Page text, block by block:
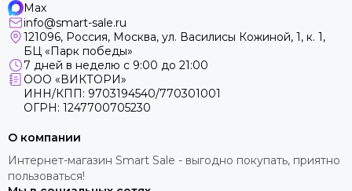
Max
info@smart-sale.ru
121096, Россия, Москва, ул. Василисы Кожиной, 1, к. 1,
БЦ «Парк победы»
7 дней в неделю с 9:00 до 21:00
ООО «ВИКТОРИ»
ИНН/КПП: 9703194540/770301001
ОГРН: 1247700705230
О компании
Интернет-магазин Smart Sale - выгодно покупать, приятно
пользоваться!